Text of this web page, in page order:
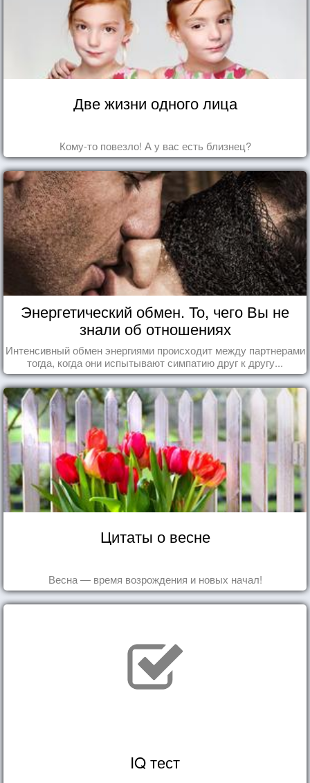
Две жизни одного лица
Кому-то повезло! А у вас есть близнец?
Энергетический обмен. То, чего Вы не
знали об отношениях
Интенсивный обмен энергиями происходит между партнерами
тогда, когда они испытывают симпатию друг к другу...
Цитаты о весне
Весна — время возрождения и новых начал!
IQ тест